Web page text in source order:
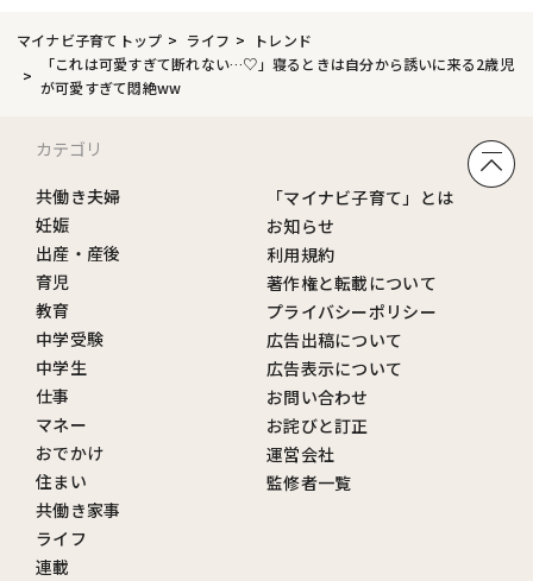
マイナビ子育てトップ ライフ
トレンド
「これは可愛すぎて断れない…♡」寝るときは自分から誘いに来る2歳児
が可愛すぎて悶絶ww
カテゴリ
共働き夫婦
妊娠
出産・産後
育児
教育
中学受験
中学生
仕事
マネー
おでかけ
住まい
共働き家事
ライフ
連載
「マイナビ子育て」とは
お知らせ
利用規約
著作権と転載について
プライバシーポリシー
広告出稿について
広告表示について
お問い合わせ
お詫びと訂正
運営会社
監修者一覧